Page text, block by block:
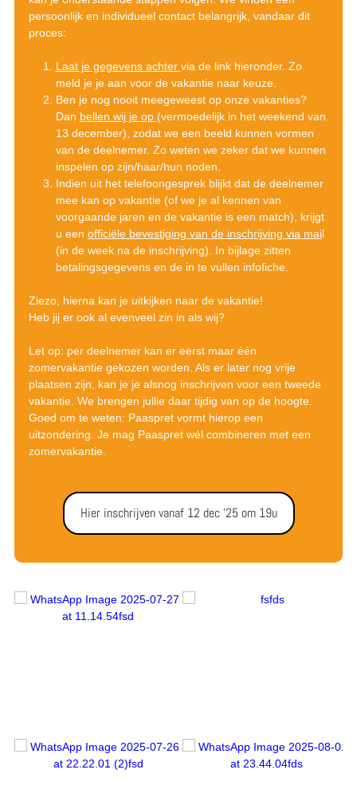
persoonlijk en individueel contact belangrijk, vandaar dit
proces:
Laat je gegevens achter via de link hieronder. Zo
meld je je aan voor de vakantie naar keuze.
Ben je nog nooit meegeweest op onze vakanties?
Dan bellen wij je op (vermoedelijk in het weekend van
13 december), zodat we een beeld kunnen vormen
van de deelnemer. Zo weten we zeker dat we kunnen
inspelen op zijn/haar/hun noden.
Indien uit het telefoongesprek blijkt dat de deelnemer
mee kan op vakantie (of we je al kennen van
voorgaande jaren en de vakantie is een match), krijgt
u een officiële bevestiging van de inschrijving via mail
(in de week na de inschrijving). In bijlage zitten
betalingsgegevens en de in te vullen infofiche.
Ziezo, hierna kan je uitkijken naar de vakantie!
Heb jij er ook al evenveel zin in als wij?
Let op: per deelnemer kan er eerst maar één
zomervakantie gekozen worden. Als er later nog vrije
plaatsen zijn, kan je je alsnog inschrijven voor een tweede
vakantie. We brengen jullie daar tijdig van op de hoogte.
Goed om te weten: Paaspret vormt hierop een
uitzondering. Je mag Paaspret wél combineren met een
zomervakantie.
Hier inschrijven vanaf 12 dec '25 om 19u